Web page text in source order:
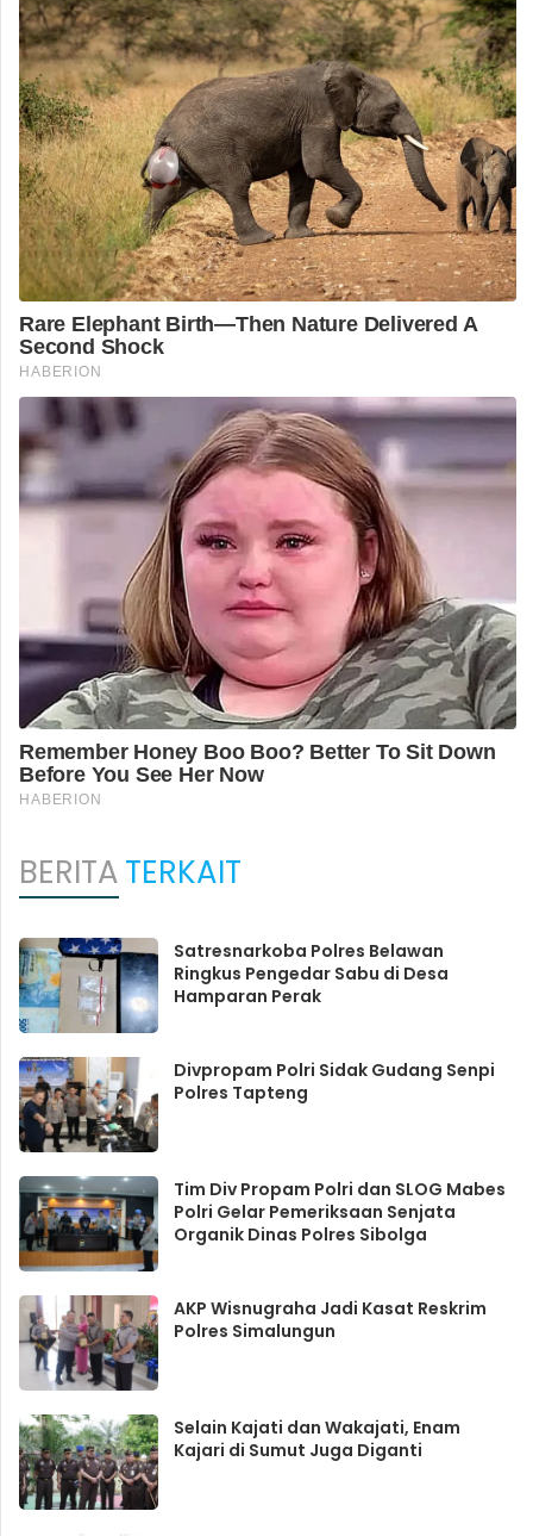
BERITATERKAIT
Satresnarkoba Polres Belawan
Ringkus Pengedar Sabu di Desa
Hamparan Perak
Divpropam Polri Sidak Gudang Senpi
Polres Tapteng
Tim Div Propam Polri dan SLOG Mabes
Polri Gelar Pemeriksaan Senjata
Organik Dinas Polres Sibolga
AKP Wisnugraha Jadi Kasat Reskrim
Polres Simalungun
Selain Kajati dan Wakajati, Enam
Kajari di Sumut Juga Diganti